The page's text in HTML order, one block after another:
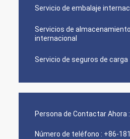
Servicio de embalaje
Servicios de almacenamiento
internacional
Servicio de seguros de carga
Persona de Contactar Ahora :
Número de teléfono : +86-